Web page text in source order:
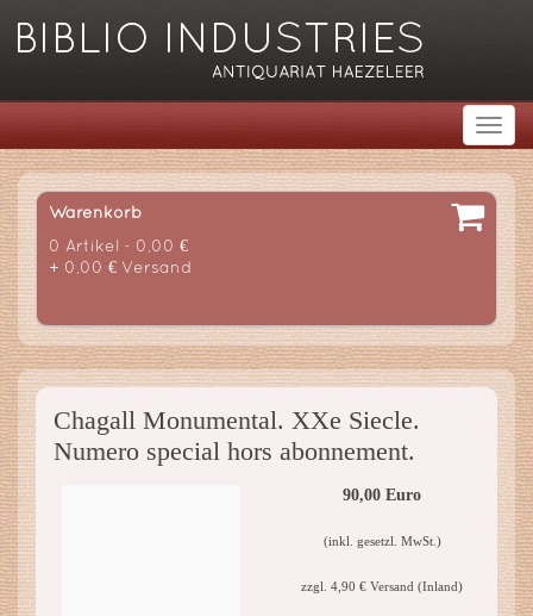
Warenkorb
0 Artikel - 0,00 €
+ 0,00 € Versand
Chagall Monumental. XXe Siecle.
Numero special hors abonnement.
90,00 Euro
(inkl. gesetzl. MwSt.)
zzgl. 4,90 € Versand (Inland)